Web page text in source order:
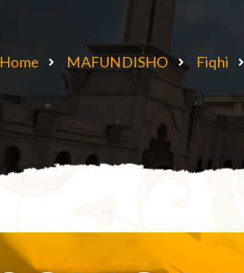
Home MAFUNDISHO Fiqhi